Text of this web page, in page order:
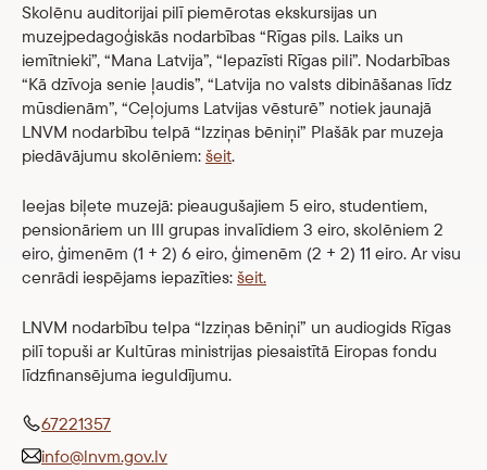
Skolēnu auditorijai pilī piemērotas ekskursijas un
muzejpedagoģiskās nodarbības “Rīgas pils. Laiks un
iemītnieki”, “Mana Latvija”, “Iepazīsti Rīgas pili”. Nodarbības
“Kā dzīvoja senie ļaudis”, “Latvija no valsts dibināšanas līdz
mūsdienām”, “Ceļojums Latvijas vēsturē” notiek jaunajā
LNVM nodarbību telpā “Izziņas bēniņi” Plašāk par muzeja
piedāvājumu skolēniem: šeit.
Ieejas biļete muzejā: pieaugušajiem 5 eiro, studentiem,
pensionāriem un III grupas invalīdiem 3 eiro, skolēniem 2
eiro, ģimenēm (1 + 2) 6 eiro, ģimenēm (2 + 2) 11 eiro. Ar visu
cenrādi iespējams iepazīties: šeit.
LNVM nodarbību telpa “Izziņas bēniņi” un audiogids Rīgas
pilī topuši ar Kultūras ministrijas piesaistītā Eiropas fondu
līdzfinansējuma ieguldījumu.
67221357
info@lnvm.gov.lv